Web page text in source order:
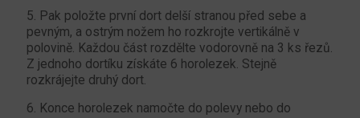
5. Pak položte první dort delší stranou před sebe a
pevným, a ostrým nožem ho rozkrojte vertikálně v
polovině. Každou část rozdělte vodorovně na 3 ks řezů.
Z jednoho dortíku získáte 6 horolezek. Stejně
rozkrájejte druhý dort.
6. Konce horolezek namočte do polevy nebo do